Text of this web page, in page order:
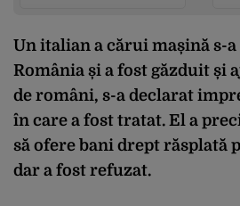
Un italian a cărui mașină s-
România și a fost găzduit și
de români, s-a declarat
în care a fost tratat. El a
să ofere bani drept răsplată
dar a fost refuzat.